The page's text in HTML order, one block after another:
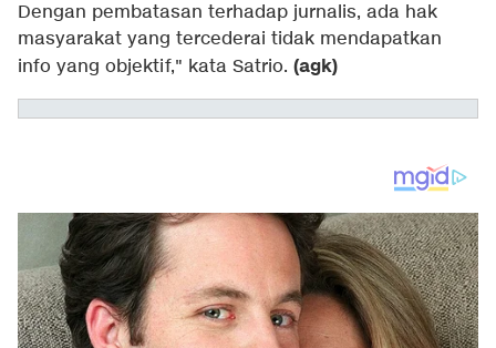
Dengan pembatasan terhadap jurnalis, ada hak
masyarakat yang tercederai tidak mendapatkan
info yang objektif," kata Satrio. (agk)